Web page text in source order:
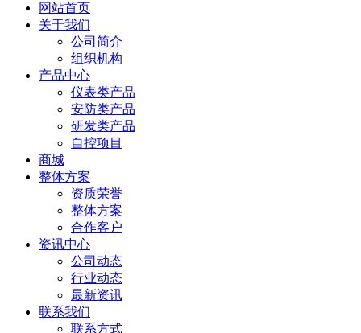
网站首页
关于我们
公司简介
组织机构
产品中心
仪表类产品
安防类产品
研发类产品
自控项目
商城
整体方案
资质荣誉
整体方案
合作客户
资讯中心
公司动态
行业动态
最新资讯
联系我们
联系方式